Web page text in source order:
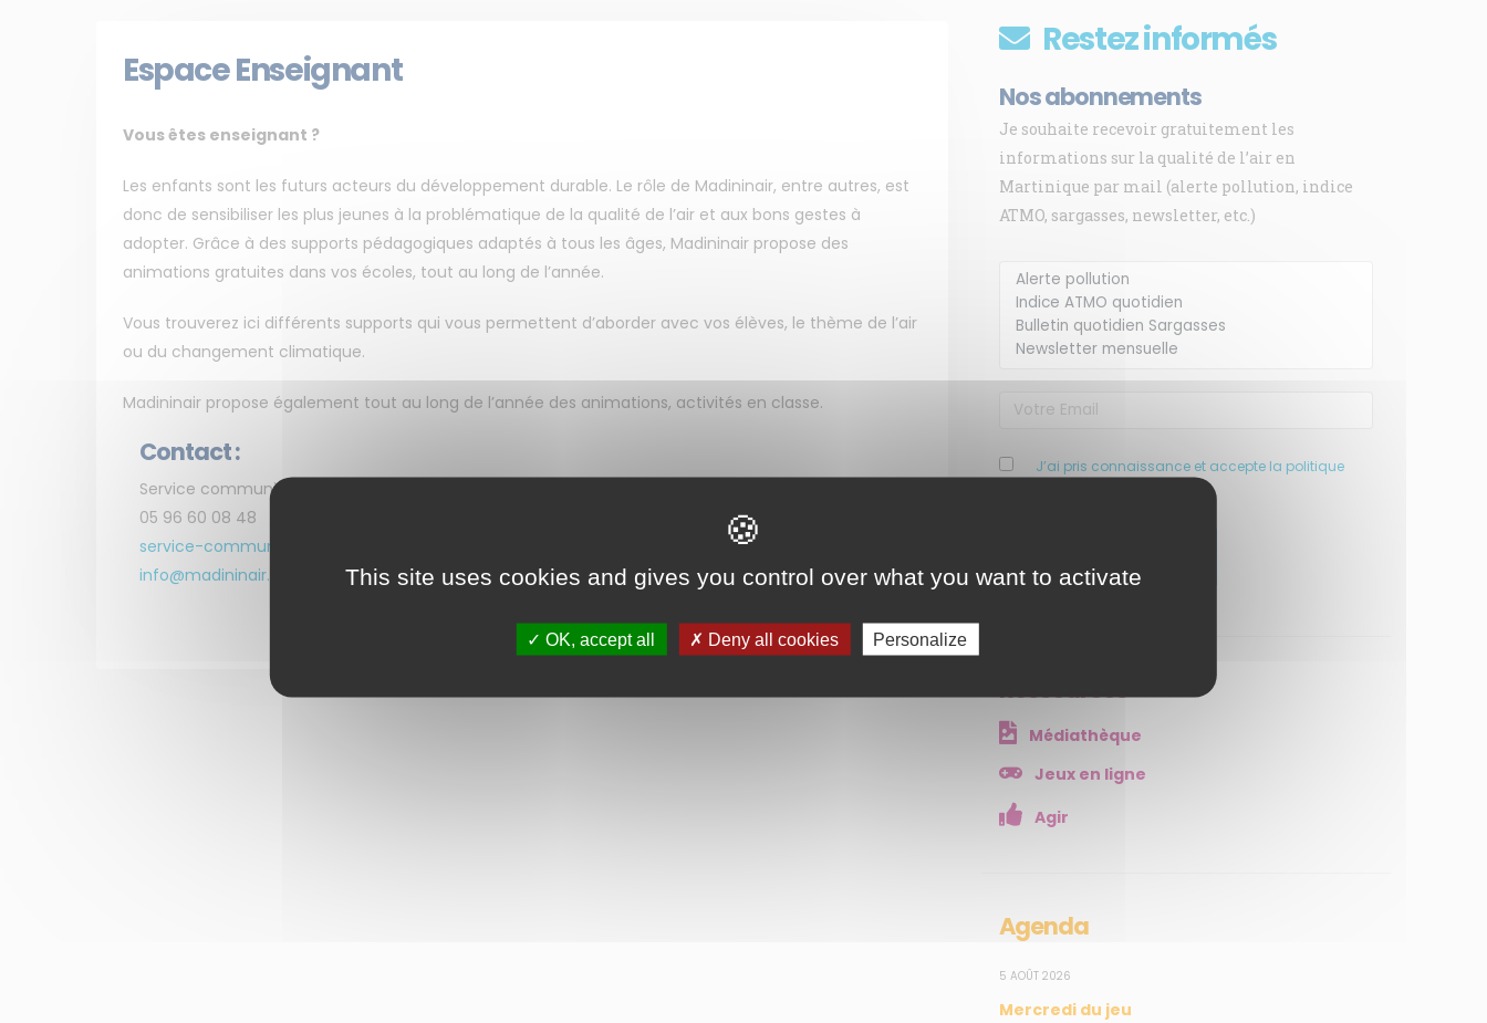
Espace Enseignant
Vous êtes enseignant ?
Les enfants sont les futurs acteurs du développement durable. Le rôle de Madininair, entre autres, est
donc de sensibiliser les plus jeunes à la problématique de la qualité de l’air et aux bons gestes à
adopter. Grâce à des supports pédagogiques adaptés à tous les âges, Madininair propose des
animations gratuites dans vos écoles, tout au long de l’année.
Vous trouverez ici différents supports qui vous permettent d’aborder avec vos élèves, le thème de l’air
ou du changement climatique.
Madininair propose également tout au long de l’année des animations, activités en classe.
Contact :
Service communication / animation :
05 96 60 08 48
service-communication@madininair.f
info@madininair.fr
Restez informés
Nos abonnements
Je souhaite recevoir gratuitement les
informations sur la qualité de l’air en
Martinique par mail (alerte pollution, indice
ATMO, sargasses, newsletter, etc.)
J’ai pris connaissance et accepte la politique
Ressources
Médiathèque
Jeux en ligne
Agir
Agenda
5 AOÛT 2026
Mercredi du jeu
This site uses cookies and gives you control over what you want to activate
OK, accept all Deny all cookies Personalize